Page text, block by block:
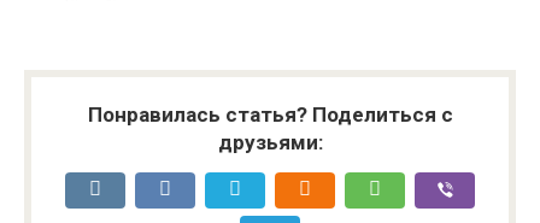
Понравилась статья? Поделиться с
друзьями: